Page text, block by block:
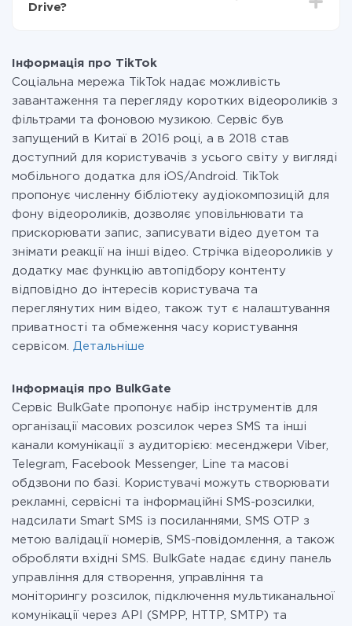
передаються з однієї вашої системи в іншу через
при необхідності. Детальніше про
Drive?
Інформація про TikTok
Соціальна мережа TikTok надає можливість
завантаження та перегляду коротких відеороликів з
фільтрами та фоновою музикою. Сервіс був
запущений в Китаї в 2016 році, а в 2018 став
доступний для користувачів з усього світу у вигляді
мобільного додатка для iOS/Android. TikTok
пропонує численну бібліотеку аудіокомпозицій для
фону відеороликів, дозволяє уповільнювати та
прискорювати запис, записувати відео дуетом та
знімати реакції на інші відео. Стрічка відеороликів у
додатку має функцію автопідбору контенту
відповідно до інтересів користувача та
переглянутих ним відео, також тут є налаштування
приватності та обмеження часу користування
сервісом. Детальніше
Інформація про BulkGate
Сервіс BulkGate пропонує набір інструментів для
організації масових розсилок через SMS та інші
канали комунікації з аудиторією: месенджери Viber,
Telegram, Facebook Messenger, Line та масові
обдзвони по базі. Користувачі можуть створювати
рекламні, сервісні та інформаційні SMS-розсилки,
надсилати Smart SMS із посиланнями, SMS OTP з
метою валідації номерів, SMS-повідомлення, а також
обробляти вхідні SMS. BulkGate надає єдину панель
управління для створення, управління та
моніторингу розсилок, підключення мультиканальної
комунікації через API (SMPP, HTTP, SMTP) та